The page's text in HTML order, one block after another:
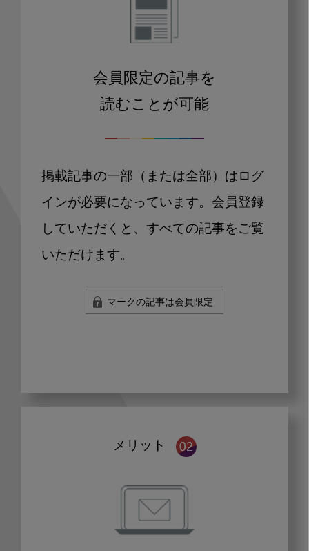
会員限定の記事を
読むことが可能
掲載記事の一部（または全部）はログ
インが必要になっています。会員登録
していただくと、すべての記事をご覧
いただけます。
マークの記事は会員限定
メリット